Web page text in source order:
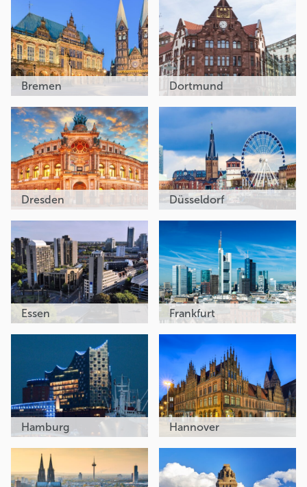
Bremen Dortmund
Dresden Düsseldorf
Essen Frankfurt
Hamburg Hannover